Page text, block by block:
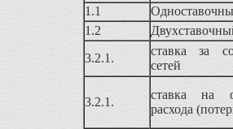
1.1
1.2
3.2.1.
ставка за
сетей
3.2.1.
ставка на
расхода